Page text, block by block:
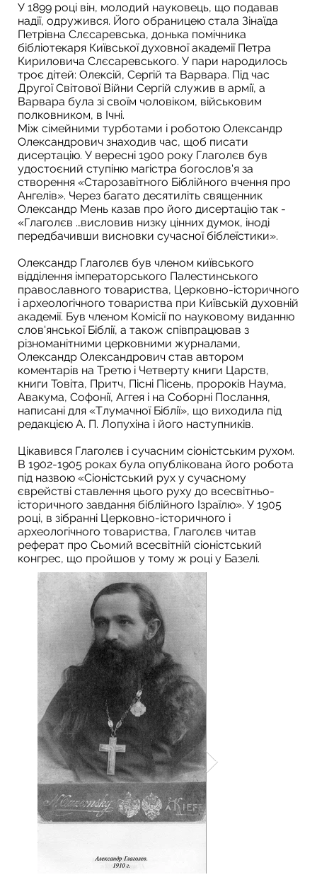
У 1899 році він, молодий науковець, що подавав
надії, одружився. Його обраницею стала Зінаїда
Петрівна Слєсаревська, донька помічника
бібліотекаря Київської духовної академії Петра
Кириловича Слєсаревського. У пари народилось
троє дітей: Олексій, Сергій та Варвара. Під час
Другої Світової Війни Сергій служив в армії, а
Варвара була зі своїм чоловіком, військовим
полковником, в Ічні.
Між сімейними турботами і роботою Олександр
Олександрович знаходив час, щоб писати
дисертацію. У вересні 1900 року Глаголєв був
удостоєний ступіню магістра богослов'я за
створення «Старозавітного Біблійного вчення про
Ангелів». Через багато десятиліть священник
Олександр Мень казав про його дисертацію так -
«Глаголєв …висловив низку цінних думок, іноді
передбачивши висновки сучасної біблеїстики».
Олександр Глаголєв був членом київського
відділення імператорського Палестинського
православного товариства, Церковно-історичного
і археологічного товариства при Київській духовній
академії. Був членом Комісії по науковому виданню
слов'янської Біблії, а також співпрацював з
різноманітними церковними журналами,
Олександр Олександрович став автором
коментарів на Третю і Четверту книги Царств,
книги Товіта, Притч, Пісні Пісень, пророків Наума,
Авакума, Софонії, Аггея і на Соборні Послання,
написані для «Тлумачної Біблії», що виходила під
редакцією А. П. Лопухіна і його наступників.
Цікавився Глаголєв і сучасним сіоністським рухом.
В 1902-1905 роках була опублікована його робота
під назвою «Сіоністський рух у сучасному
єврействі ставлення цього руху до всесвітньо-
історичного завдання біблійного Ізраїлю». У 1905
році, в зібранні Церковно-історичного і
археологічного товариства, Глаголєв читав
реферат про Сьомий всесвітній сіоністський
конгрес, що пройшов у тому ж році у Базелі.